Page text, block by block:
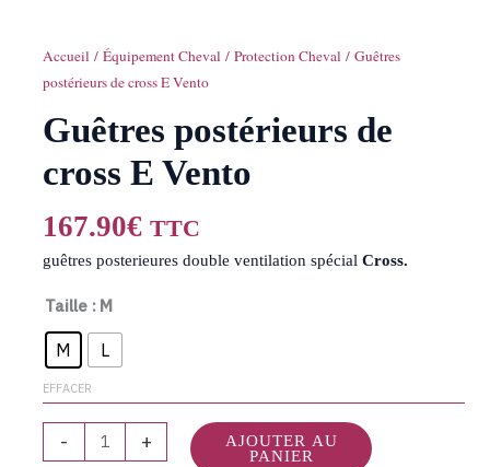
Accueil /Équipement Cheval /Protection Cheval / Guêtres
postérieurs de cross E Vento
Guêtres postérieurs de
cross E Vento
167.90€ TTC
guêtres posterieures double ventilation spécial Cross.
Taille : M
M L
EFFACER
- +
AJOUTER AU
PANIER